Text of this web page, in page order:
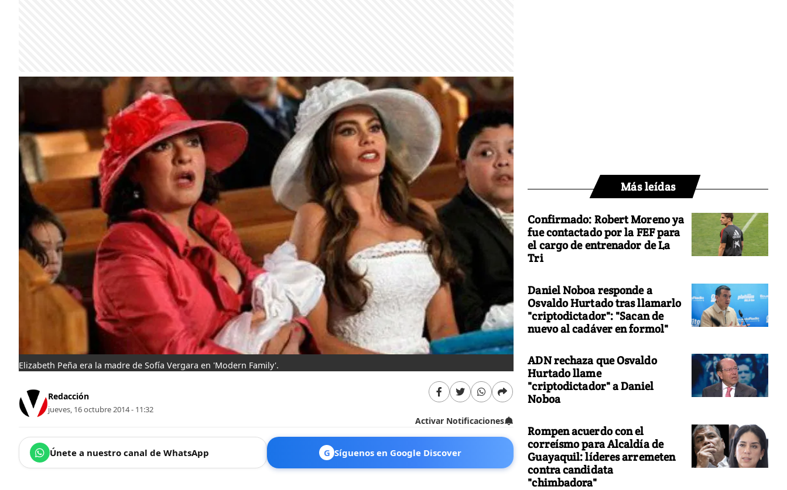
Elizabeth Peña era la madre de Sofía Vergara en 'Modern Family'.
Redacción
jueves, 16 octubre 2014 - 11:32
Activar Notificaciones
Únete a nuestro canal de WhatsApp G Síguenos en Google Discover
Más leídas
Confirmado: Robert Moreno ya
fue contactado por la FEF para
el cargo de entrenador de La
Tri
Daniel Noboa responde a
Osvaldo Hurtado tras llamarlo
"criptodictador": "Sacan de
nuevo al cadáver en formol"
ADN rechaza que Osvaldo
Hurtado llame
"criptodictador" a Daniel
Noboa
Rompen acuerdo con el
correísmo para Alcaldía de
Guayaquil: líderes arremeten
contra candidata
"chimbadora"